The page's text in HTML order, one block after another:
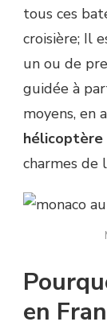
tous ces
croisière; Il
un ou de
guidée à
moyens, en
hélicoptère
charmes de
en